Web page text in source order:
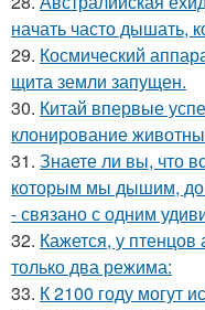
начать часто дышать,
29. Космический
щита земли запущен.
30. Китай впервые
клонирование
31. Знаете ли вы, что
которым мы дышим, до
- связано с одним
32. Кажется, у птенцов
только два режима:
33. К 2100 году могут